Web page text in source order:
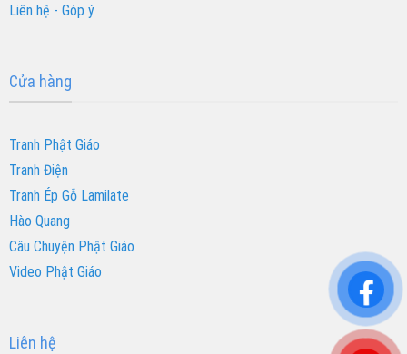
Liên hệ - Góp ý
Cửa hàng
Tranh Phật Giáo
Tranh Điện
Tranh Ép Gỗ Lamilate
Hào Quang
Câu Chuyện Phật Giáo
Video Phật Giáo
Liên hệ